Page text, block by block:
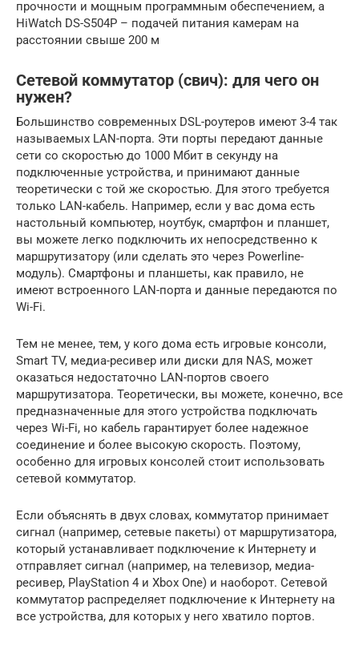
прочности и мощным программным обеспечением, а
HiWatch DS-S504P – подачей питания камерам на
расстоянии свыше 200 м
Сетевой коммутатор (свич): для чего он
нужен?
Большинство современных DSL-роутеров имеют 3-4 так
называемых LAN-порта. Эти порты передают данные
сети со скоростью до 1000 Мбит в секунду на
подключенные устройства, и принимают данные
теоретически с той же скоростью. Для этого требуется
только LAN-кабель. Например, если у вас дома есть
настольный компьютер, ноутбук, смартфон и планшет,
вы можете легко подключить их непосредственно к
маршрутизатору (или сделать это через Powerline-
модуль). Смартфоны и планшеты, как правило, не
имеют встроенного LAN-порта и данные передаются по
Wi-Fi.
Тем не менее, тем, у кого дома есть игровые консоли,
Smart TV, медиа-ресивер или диски для NAS, может
оказаться недостаточно LAN-портов своего
маршрутизатора. Теоретически, вы можете, конечно, все
предназначенные для этого устройства подключать
через Wi-Fi, но кабель гарантирует более надежное
соединение и более высокую скорость. Поэтому,
особенно для игровых консолей стоит использовать
сетевой коммутатор.
Если объяснять в двух словах, коммутатор принимает
сигнал (например, сетевые пакеты) от маршрутизатора,
который устанавливает подключение к Интернету и
отправляет сигнал (например, на телевизор, медиа-
ресивер, PlayStation 4 и Xbox One) и наоборот. Сетевой
коммутатор распределяет подключение к Интернету на
все устройства, для которых у него хватило портов.